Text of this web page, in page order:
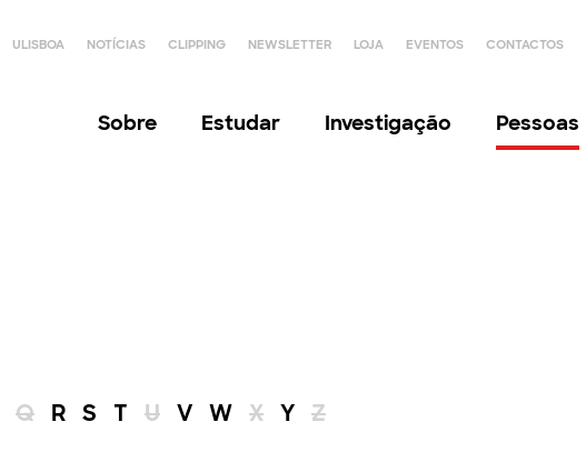
ULISBOA NOTÍCIAS CLIPPING NEWSLETTER LOJA EVENTOS CONTACTOS
Sobre Estudar Investigação Pessoas
Q R S T U V W X Y Z